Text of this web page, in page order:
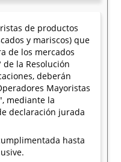
de productos
y mariscos) que
de los mercados
la Resolución
deberán
Mayoristas
mediante la
declaración jurada
hasta